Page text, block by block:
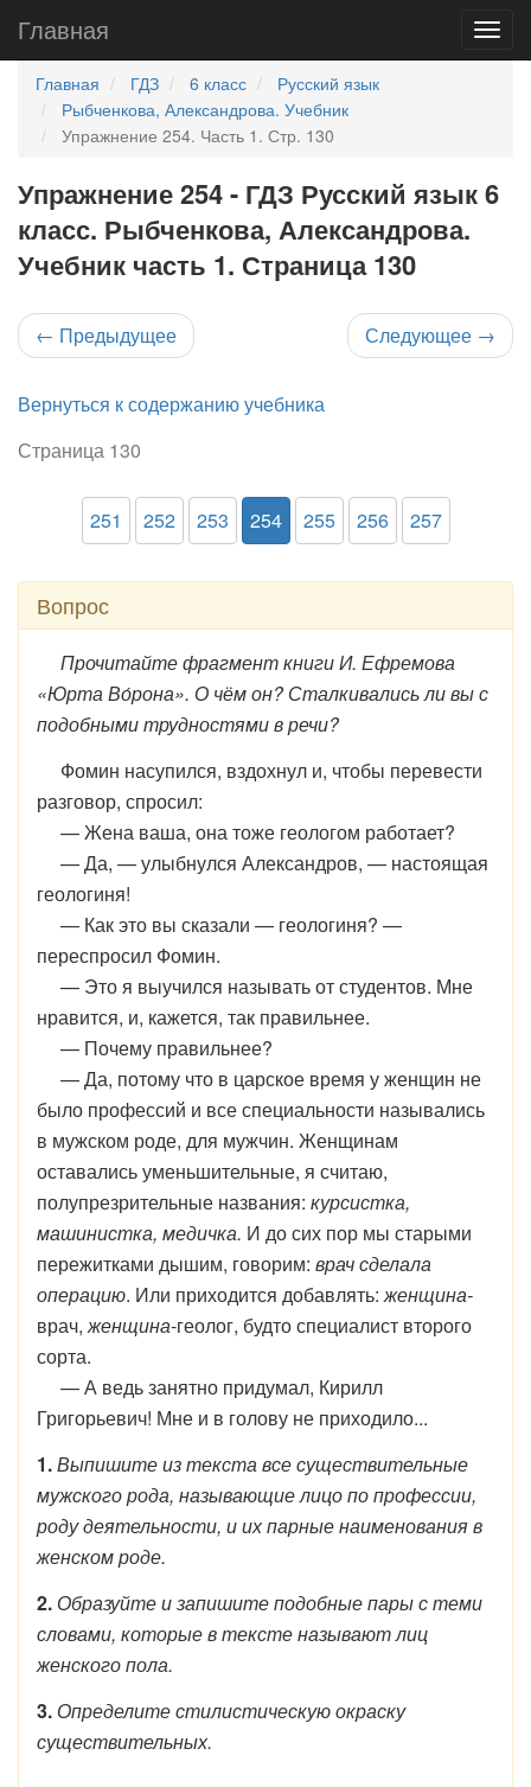
Главная
Главная ГДЗ 6 класс
Русский язык
Рыбченкова, Александрова. Учебник
Упражнение 254. Часть 1. Стр. 130
Упражнение 254 - ГДЗ Русский язык 6
класс. Рыбченкова, Александрова.
Учебник часть 1. Страница 130
← Предыдущее Следующее →
Вернуться к содержанию учебника
Страница 130
251 252 253 254 255 256 257
Вопрос
Прочитайте фрагмент книги И. Ефремова
«Юрта Во́рона». О чём он? Сталкивались ли вы с
подобными трудностями в речи?
Фомин насупился, вздохнул и, чтобы перевести
разговор, спросил:
— Жена ваша, она тоже геологом работает?
— Да, — улыбнулся Александров, — настоящая
геологиня!
— Как это вы сказали — геологиня? —
переспросил Фомин.
— Это я выучился называть от студентов. Мне
нравится, и, кажется, так правильнее.
— Почему правильнее?
— Да, потому что в царское время у женщин не
было профессий и все специальности назывались
в мужском роде, для мужчин. Женщинам
оставались уменьшительные, я считаю,
полупрезрительные названия: курсистка,
машинистка, медичка. И до сих пор мы старыми
пережитками дышим, говорим: врач сделала
операцию. Или приходится добавлять:женщина-
врач,женщина-геолог, будто специалист второго
сорта.
— А ведь занятно придумал, Кирилл
Григорьевич! Мне и в голову не приходило...
1.Выпишите из текста все существительные
мужского рода, называющие лицо по профессии,
роду деятельности, и их парные наименования в
женском роде.
2. Образуйте и запишите подобные пары с теми
словами, которые в тексте называют лиц
женского пола.
3. Определите стилистическую окраску
существительных.